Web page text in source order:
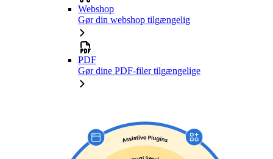
Webshop
Gør din webshop tilgængelig
PDF
Gør dine PDF-filer tilgængelige